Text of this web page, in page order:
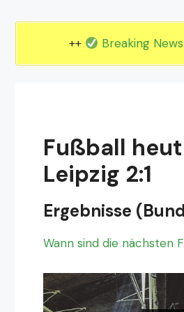
++ Breaking
Fußball
Leipzig 2:1
Ergebnisse
Wann sind die nächsten